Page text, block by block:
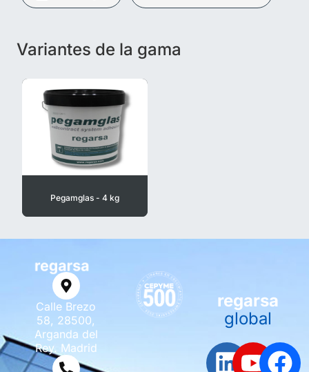
Variantes de la gama
Pegamglas - 4 kg
Calle Brezo
58, 28500,
Arganda del
Rey. Madrid
regarsa
global